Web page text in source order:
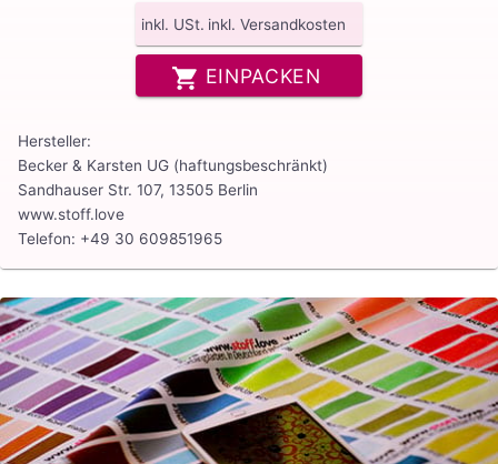
inkl. USt. inkl. Versandkosten
EINPACKEN
Hersteller:
Becker & Karsten UG (haftungsbeschränkt)
Sandhauser Str. 107, 13505 Berlin
www.stoff.love
Telefon: +49 30 609851965